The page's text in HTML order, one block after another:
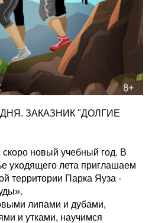
ЗАКАЗНИК "ДОЛГИЕ
скоро новый учебный год. В
уходящего лета приглашаем
территории Парка Яуза -
липами и дубами,
и утками, научимся